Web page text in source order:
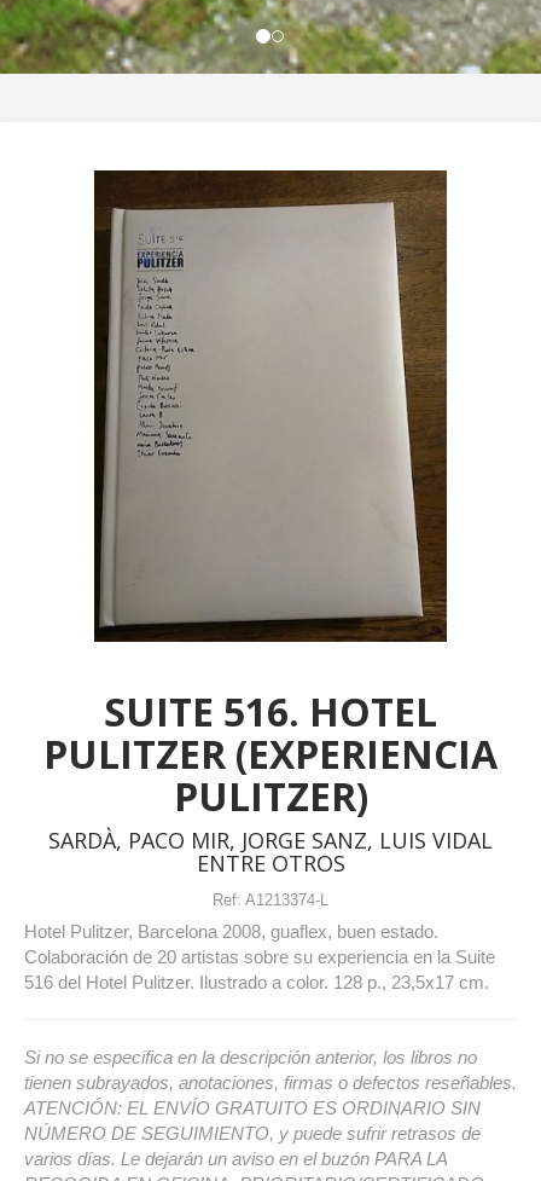
SUITE 516. HOTEL
PULITZER (EXPERIENCIA
PULITZER)
SARDÀ, PACO MIR, JORGE SANZ, LUIS VIDAL
ENTRE OTROS
Ref: A1213374-L
Hotel Pulitzer, Barcelona 2008, guaflex, buen estado.
Colaboración de 20 artistas sobre su experiencia en la Suite
516 del Hotel Pulitzer. Ilustrado a color. 128 p., 23,5x17 cm.
Si no se especifica en la descripción anterior, los libros no
tienen subrayados, anotaciones, firmas o defectos reseñables.
ATENCIÓN: EL ENVÍO GRATUITO ES ORDINARIO SIN
NÚMERO DE SEGUIMIENTO, y puede sufrir retrasos de
varios días. Le dejarán un aviso en el buzón PARA LA